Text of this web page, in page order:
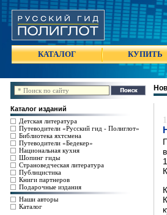
КАТАЛОГ КУПИТЬ
Каталог изданий
Детская литература
Путеводители «Русский гид - Полиглот»
Библиотека яхтсмена
Путеводители «Бедекер»
Национальная кухня
Шопинг гиды
Страноведческая литература
Публицистика
Книги партнеров
Подарочные издания
Наши авторы
Каталог